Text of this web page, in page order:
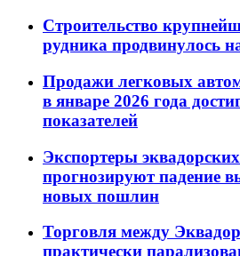
Строительство
рудника продвинулось
Продажи легковых
в январе 2026 года
показателей
Экспортеры
прогнозируют падение
новых пошлин
Торговля между
практически